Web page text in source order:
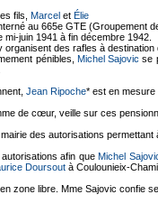
fils, Marcel et Élie
au 665e GTE (Groupement
juin 1941 à fin décembre 1942.
organisent des rafles à destination
pénibles, Michel Sajovic se
Jean Ripoche* est en
de cœur, veille sur ces
des autorisations permettant
afin que Michel
Doursout à Coulounieix-
zone libre. Mme Sajovic confie